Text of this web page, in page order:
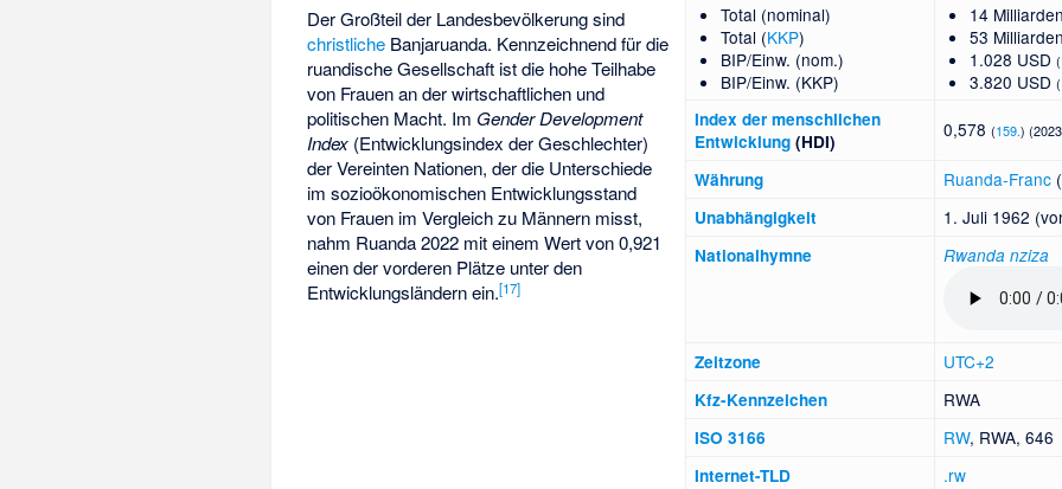
Total (nominal)
Total (KKP)
BIP/Einw. (nom.)
BIP/Einw. (KKP)
14
53
1.028 USD (
3.820 USD (
Index der menschlichen
Entwicklung (HDI)
0,578(159.)
Währung Ruanda-Franc
Unabhängigkeit 1. Juli 1962
National­hymne Rwanda nziza
Zeitzone UTC+2
Kfz-Kennzeichen RWA
ISO 3166 RW, RWA, 646
Internet-TLD .rw
Der Großteil der Landesbevölkerung sind
christliche Banjaruanda. Kennzeichnend für die
ruandische Gesellschaft ist die hohe Teilhabe
von Frauen an der wirtschaftlichen und
politischen Macht. Im Gender Development
Index (Entwicklungsindex der Geschlechter)
der Vereinten Nationen, der die Unterschiede
im sozioökonomischen Entwicklungsstand
von Frauen im Vergleich zu Männern misst,
nahm Ruanda 2022 mit einem Wert von 0,921
einen der vorderen Plätze unter den
Entwicklungsländern ein.[17]